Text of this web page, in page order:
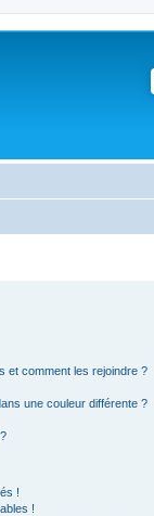
et comment les rejoindre ?
une couleur différente ?
!
!